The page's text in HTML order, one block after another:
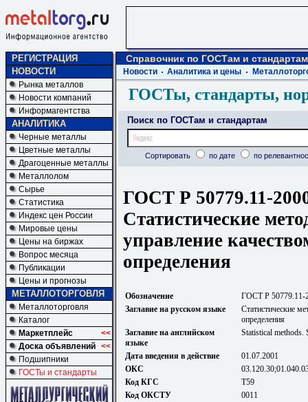
РЕГИСТРАЦИЯ
НОВОСТИ
Рынка металлов
Новости компаний
Информагентства
АНАЛИТИКА
Черные металлы
Цветные металлы
Драгоценные металлы
Металлолом
Сырье
Статистика
Индекс цен России
Мировые цены
Цены на биржах
Вопрос месяца
Публикации
Цены и прогнозы
МЕТАЛЛОТОРГОВЛЯ
Металлоторговля
Каталог
Маркетплейс
<<
Доска объявлений <<
Подшипники
ГОСТы и стандарты
Справочник по ГОСТам и стандартам
Новости Аналитика и цены
ГОСТы, стандарты,
Поиск по ГОСТам и стандартам
Сортировать по дате по
ГОСТ Р 50779.11-
Статистические
управление
определения
Обозначение
ГОСТ Р 50779.11-
Заглавие на русском языке
Статистические
определения
Заглавие на английском
языке
Statistical methods.
Дата введения в действие
01.07.2001
ОКС
Код КГС
Т59
Код ОКСТУ
0011